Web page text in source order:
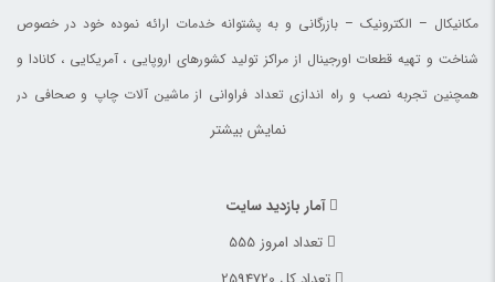
مکانیکال – الکترونیک – بازرگانی و به پشتوانه خدمات ارائه نموده خود در خصوص
شناخت و تهیه قطعات اورجینال از مراکز تولید کشورهای اروپایی ، آمریکایی ، کانادا و
همچنین تجربه نصب و راه اندازی تعداد فراوانی از ماشین آلات چاپ و صحافی در
چاپخانه های ایران ، افغانستان ، آلمان و کانادا خدمات خود را با نام تجاری افق قطعات
نمایش بیشتر
آمار بازدید سایت
تعداد امروز 555